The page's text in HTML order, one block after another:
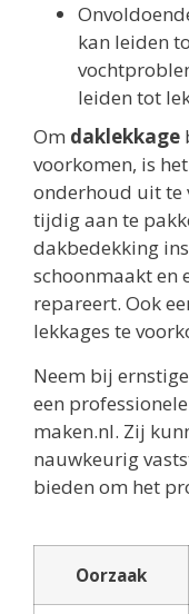
kan leiden
leiden tot
Om daklekkage
voorkomen, is
onderhoud uit te
tijdig aan te
dakbedekking
schoonmaakt en
repareert. Ook
lekkages te
Neem bij
een
maken.nl. Zij
nauwkeurig
bieden om het
Oorzaak